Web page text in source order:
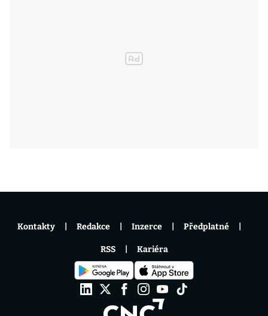
Kontakty Redakce Inzerce Předplatné
RSS Kariéra